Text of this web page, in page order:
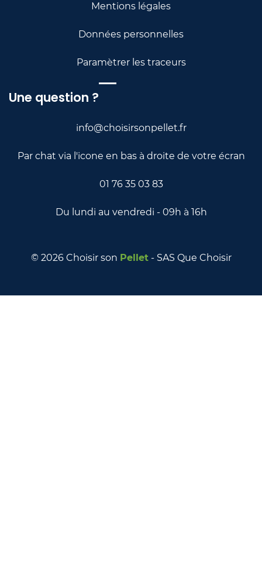
Mentions légales
Données personnelles
Paramètrer les traceurs
Une question ?
info@choisirsonpellet.fr
Par chat via l'icone en bas à droite de votre écran
01 76 35 03 83
Du lundi au vendredi - 09h à 16h
© 2026 Choisir son Pellet- SAS Que Choisir